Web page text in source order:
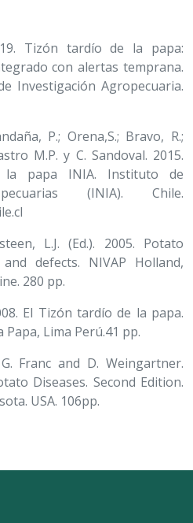
Tizón tardío de la papa:
con alertas temprana.
Investigación Agropecuaria.
P.; Orena,S.; Bravo, R.;
M.P. y C. Sandoval. 2015.
la papa INIA. Instituto de
(INIA). Chile.
L.J. (Ed.). 2005. Potato
defects. NIVAP Holland,
280 pp.
El Tizón tardío de la papa.
Lima Perú.41 pp.
Franc and D. Weingartner.
Diseases. Second Edition.
USA. 106pp.